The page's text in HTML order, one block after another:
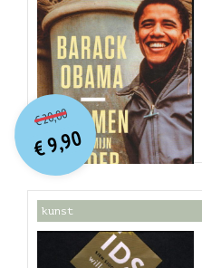
€20,00O
orspr
onkelijke
prijs
was:
€ 20,00.
€9,90
Huidige
prijs
is:
€ 9,90.
kunst